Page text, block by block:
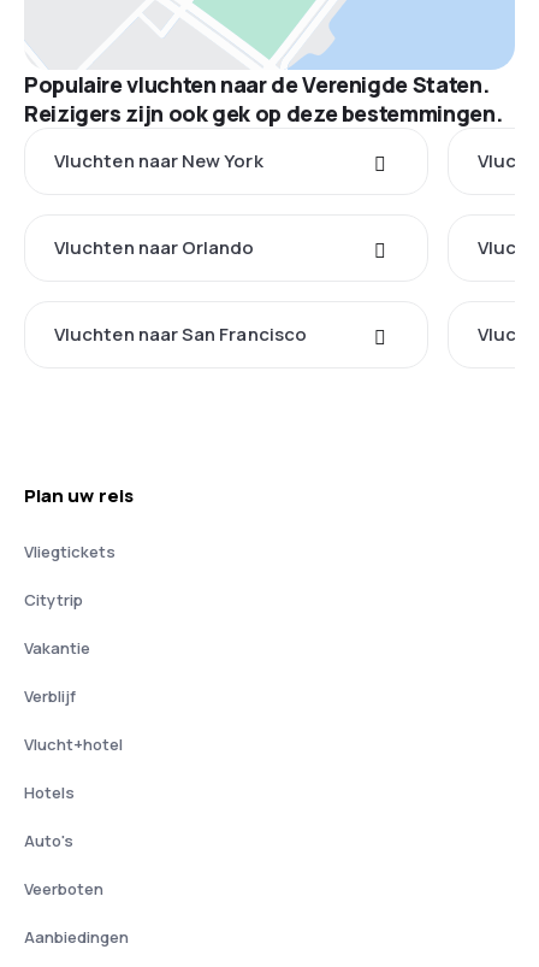
Populaire vluchten naar de Verenigde Staten.
Reizigers zijn ook gek op deze bestemmingen.
Vluchten naar New York
Vluchten naar Orlando
Vluchten naar San Francisco
Plan uw reis
Vliegtickets
Citytrip
Vakantie
Verblijf
Vlucht+hotel
Hotels
Auto's
Veerboten
Aanbiedingen